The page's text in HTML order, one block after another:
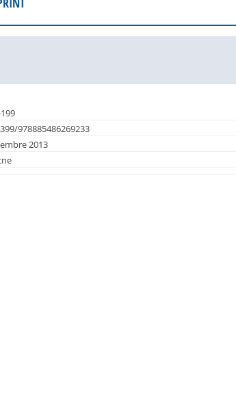
978885486269233
2013